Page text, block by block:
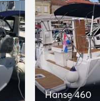
Hanse 460